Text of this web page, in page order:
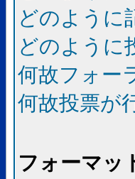
どのように
どのように
何故フォー
何故投票が
フォーマッ